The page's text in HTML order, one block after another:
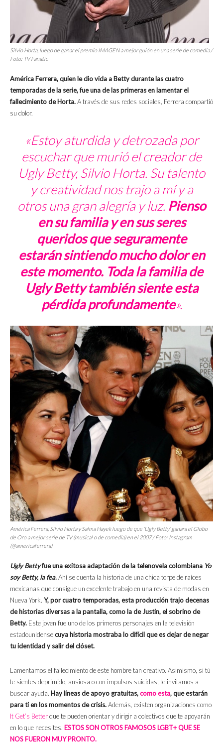
Silvio Horta, luego de ganar el premio IMAGEN a mejor guión en una serie de comedia /
Foto: TV Fanatic
América Ferrera, quien le dio vida a Betty durante las cuatro
temporadas de la serie, fue una de las primeras en lamentar el
fallecimiento de Horta.A través de sus redes sociales, Ferrera compartió
su dolor.
«Estoy aturdida y detrozada por
escuchar que murió el creador de
Ugly Betty, Silvio Horta. Su talento
y creatividad nos trajo a mí y a
otros una gran alegría y luz. Pienso
en su familia y en sus seres
queridos que seguramente
estarán sintiendo mucho dolor en
este momento. Toda la familia de
Ugly Bettytambién siente esta
pérdida profundamente».
América Ferrera, Silvio Horta y Salma Hayek luego de que ‘Ugly Betty’ ganara el Globo
de Oro a mejor serie de TV (musical o de comedia) en el 2007 / Foto: Instagram
(@americaferrera)
Ugly Bettyfue una exitosa adaptación de la telenovela colombiana Yo
soy Betty, la fea.Ahí se cuenta la historia de una chica torpe de raíces
mexicanas que consigue un excelente trabajo en una revista de modas en
Nueva York. Y, por cuatro temporadas, esta producción trajo decenas
de historias diversas a la pantalla, como la de Justin, el sobrino de
Betty. Este joven fue uno de los primeros personajes en la televisión
estadounidensecuya historia mostraba lo difícil que es dejar de negar
tu identidad y salir del clóset.
Lamentamos el fallecimiento de este hombre tan creativo. Asimismo, si tú
te sientes deprimido, ansiosa o con impulsos suicidas, te invitamos a
buscar ayuda. Hay líneas de apoyo gratuitas,como esta, que estarán
para ti en los momentos de crisis.Además, existen organizaciones como
It Get’s Betterque te pueden orientar y dirigir a colectivos que te apoyarán
en lo que necesites. ESTOS SON OTROS FAMOSOS LGBT+ QUE SE
NOS FUERON MUY PRONTO.